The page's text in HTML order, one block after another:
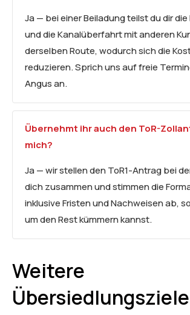
Ja — bei einer Beiladung teilst du dir
und die Kanalüberfahrt mit anderen
derselben Route, wodurch sich die
reduzieren. Sprich uns auf freie
Angus an.
Übernehmt ihr auch den ToR-
mich?
Ja — wir stellen den ToR1-Antrag bei
dich zusammen und stimmen die
inklusive Fristen und Nachweisen ab,
um den Rest kümmern kannst.
Weitere
Übersiedlungsziele